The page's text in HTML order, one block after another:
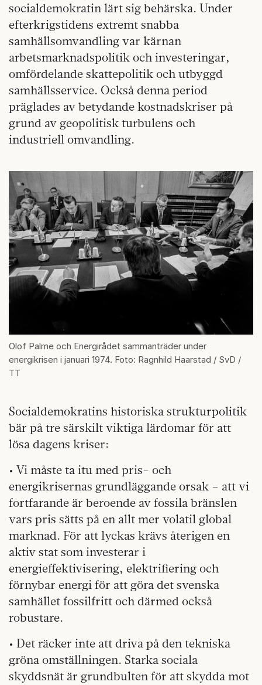
socialdemokratin lärt sig behärska. Under
efterkrigstidens extremt snabba
samhällsomvandling var kärnan
arbetsmarknadspolitik och investeringar,
omfördelande skattepolitik och utbyggd
samhällsservice. Också denna period
präglades av betydande kostnadskriser på
grund av geopolitisk turbulens och
industriell omvandling.
Olof Palme och Energirådet sammanträder under
energikrisen i januari 1974. Foto: Ragnhild Haarstad / SvD /
TT
Socialdemokratins historiska strukturpolitik
bär på tre särskilt viktiga lärdomar för att
lösa dagens kriser:
• Vi måste ta itu med pris- och
energikrisernas grundläggande orsak – att vi
fortfarande är beroende av fossila bränslen
vars pris sätts på en allt mer volatil global
marknad. För att lyckas krävs återigen en
aktiv stat som investerar i
energieffektivisering, elektrifiering och
förnybar energi för att göra det svenska
samhället fossilfritt och därmed också
robustare.
• Det räcker inte att driva på den tekniska
gröna omställningen. Starka sociala
skyddsnät är grundbulten för att skydda mot